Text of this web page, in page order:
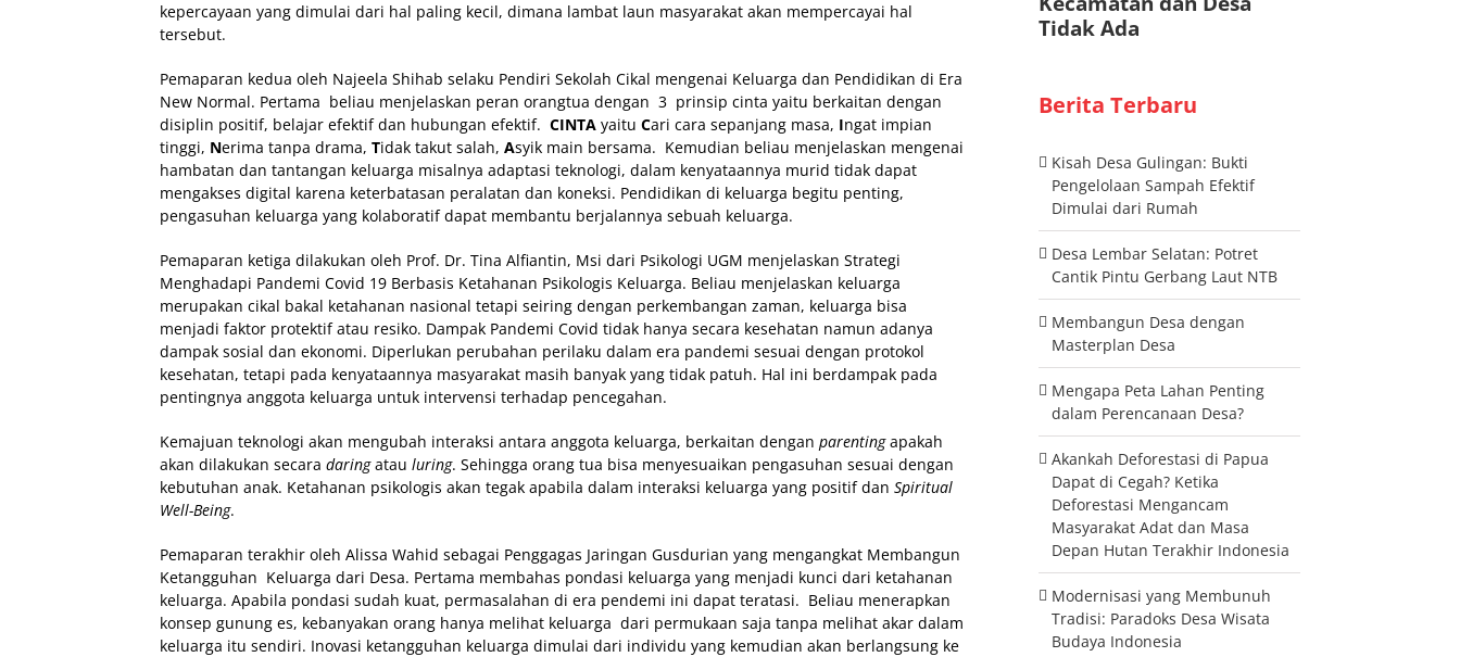
kepercayaan yang dimulai dari hal paling kecil, dimana lambat laun masyarakat akan mempercayai hal
tersebut.
Pemaparan kedua oleh Najeela Shihab selaku Pendiri Sekolah Cikal mengenai Keluarga dan Pendidikan di Era
New Normal. Pertama beliau menjelaskan peran orangtua dengan 3 prinsip cinta yaitu berkaitan dengan
disiplin positif, belajar efektif dan hubungan efektif. CINTA yaitu Cari cara sepanjang masa, Ingat impian
tinggi, Nerima tanpa drama, Tidak takut salah, Asyik main bersama. Kemudian beliau menjelaskan mengenai
hambatan dan tantangan keluarga misalnya adaptasi teknologi, dalam kenyataannya murid tidak dapat
mengakses digital karena keterbatasan peralatan dan koneksi. Pendidikan di keluarga begitu penting,
pengasuhan keluarga yang kolaboratif dapat membantu berjalannya sebuah keluarga.
Pemaparan ketiga dilakukan oleh Prof. Dr. Tina Alfiantin, Msi dari Psikologi UGM menjelaskan Strategi
Menghadapi Pandemi Covid 19 Berbasis Ketahanan Psikologis Keluarga. Beliau menjelaskan keluarga
merupakan cikal bakal ketahanan nasional tetapi seiring dengan perkembangan zaman, keluarga bisa
menjadi faktor protektif atau resiko. Dampak Pandemi Covid tidak hanya secara kesehatan namun adanya
dampak sosial dan ekonomi. Diperlukan perubahan perilaku dalam era pandemi sesuai dengan protokol
kesehatan, tetapi pada kenyataannya masyarakat masih banyak yang tidak patuh. Hal ini berdampak pada
pentingnya anggota keluarga untuk intervensi terhadap pencegahan.
Kemajuan teknologi akan mengubah interaksi antara anggota keluarga, berkaitan dengan parentingapakah
akan dilakukan secara daringatau luring. Sehingga orang tua bisa menyesuaikan pengasuhan sesuai dengan
kebutuhan anak. Ketahanan psikologis akan tegak apabila dalam interaksi keluarga yang positif dan Spiritual
Well-Being.
Pemaparan terakhir oleh Alissa Wahid sebagai Penggagas Jaringan Gusdurian yang mengangkat Membangun
Ketangguhan Keluarga dari Desa. Pertama membahas pondasi keluarga yang menjadi kunci dari ketahanan
keluarga. Apabila pondasi sudah kuat, permasalahan di era pendemi ini dapat teratasi. Beliau menerapkan
konsep gunung es, kebanyakan orang hanya melihat keluarga dari permukaan saja tanpa melihat akar dalam
keluarga itu sendiri. Inovasi ketangguhan keluarga dimulai dari individu yang kemudian akan berlangsung ke
Berita Terbaru
Kisah Desa Gulingan: Bukti
Pengelolaan Sampah Efektif
Dimulai dari Rumah
Desa Lembar Selatan: Potret
Cantik Pintu Gerbang Laut NTB
Membangun Desa dengan
Masterplan Desa
Mengapa Peta Lahan Penting
dalam Perencanaan Desa?
Akankah Deforestasi di Papua
Dapat di Cegah? Ketika
Deforestasi Mengancam
Masyarakat Adat dan Masa
Depan Hutan Terakhir Indonesia
Modernisasi yang Membunuh
Tradisi: Paradoks Desa Wisata
Budaya Indonesia